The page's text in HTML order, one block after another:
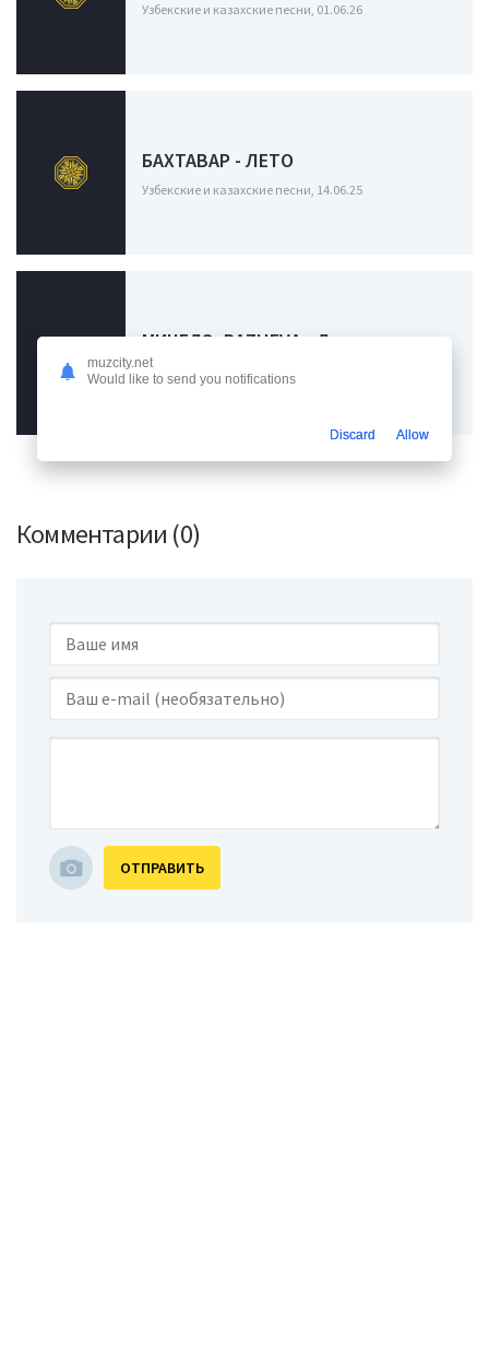
Узбекские и казахские песни, 01.06.26
БАХТАВАР - ЛЕТО
Узбекские и казахские песни, 14.06.25
МИЧЕЛЗ, RAZHEVA - Лето лето
Узбекские и казахские песни, 10.06.25
Комментарии (0)
ОТПРАВИТЬ
muzcity.net
Would like to send you notifications
Discard Allow